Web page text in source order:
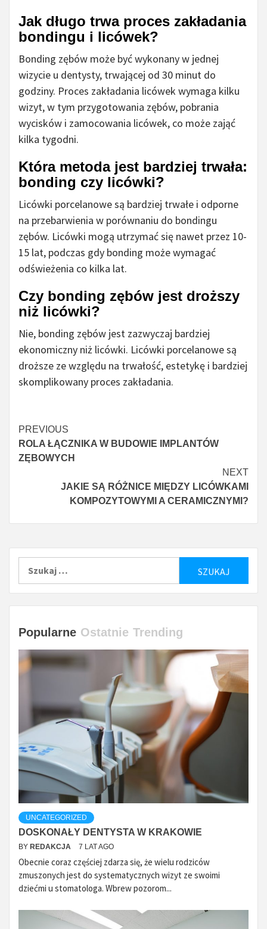
Jak długo trwa proces zakładania
bondingu i licówek?
Bonding zębów może być wykonany w jednej
wizycie u dentysty, trwającej od 30 minut do
godziny. Proces zakładania licówek wymaga kilku
wizyt, w tym przygotowania zębów, pobrania
wycisków i zamocowania licówek, co może zająć
kilka tygodni.
Która metoda jest bardziej trwała:
bonding czy licówki?
Licówki porcelanowe są bardziej trwałe i odporne
na przebarwienia w porównaniu do bondingu
zębów. Licówki mogą utrzymać się nawet przez 10-
15 lat, podczas gdy bonding może wymagać
odświeżenia co kilka lat.
Czy bonding zębów jest droższy
niż licówki?
Nie, bonding zębów jest zazwyczaj bardziej
ekonomiczny niż licówki. Licówki porcelanowe są
droższe ze względu na trwałość, estetykę i bardziej
skomplikowany proces zakładania.
Czytaj
więcej
PREVIOUS
ROLA ŁĄCZNIKA W BUDOWIE IMPLANTÓW
ZĘBOWYCH
NEXT
JAKIE SĄ RÓŻNICE MIĘDZY LICÓWKAMI
KOMPOZYTOWYMI A CERAMICZNYMI?
Popularne Ostatnie Trending
UNCATEGORIZED
DOSKONAŁY DENTYSTA W KRAKOWIE
BY REDAKCJA 7 LAT AGO
Obecnie coraz częściej zdarza się, że wielu rodziców
zmuszonych jest do systematycznych wizyt ze swoimi
dziećmi u stomatologa. Wbrew pozorom...